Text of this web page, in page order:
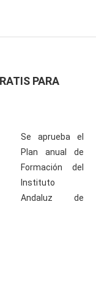
PARA
Se aprueba el
Plan anual de
Formación del
Instituto
Andaluz de